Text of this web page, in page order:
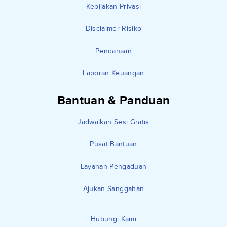
Kebijakan Privasi
Disclaimer Risiko
Pendanaan
Laporan Keuangan
Bantuan & Panduan
Jadwalkan Sesi Gratis
Pusat Bantuan
Layanan Pengaduan
Ajukan Sanggahan
Hubungi Kami